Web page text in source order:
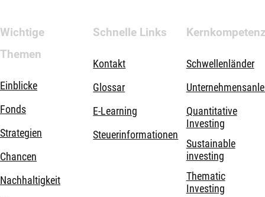
Wichtige
Themen
Einblicke
Fonds
Strategien
Chancen
Nachhaltigkeit
Schnelle Links
Kontakt
Glossar
E-Learning
Steuerinformationen
Schwellenländer
Quantitative
Investing
Sustainable
investing
Thematic
Investing